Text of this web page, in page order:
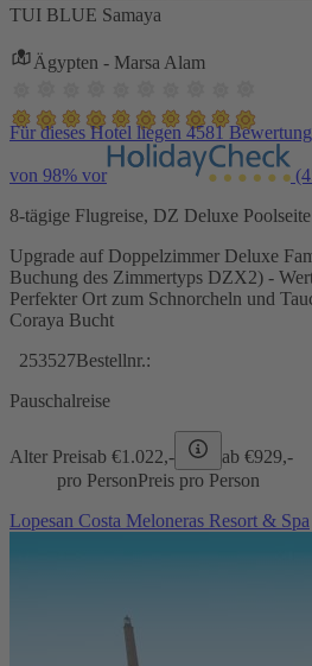
TUI BLUE Samaya
Ägypten - Marsa Alam
Für dieses Hotel liegen 4581
von 98% vor
8-tägige Flugreise, DZ Deluxe
Upgrade auf Doppelzimmer Deluxe
Buchung des Zimmertyps DZX2) -
Perfekter Ort zum Schnorcheln und
Coraya Bucht
253527Bestellnr.:
Pauschalreise
Alter Preisab €1.022,- ab €929,-
pro PersonPreis pro Person
Lopesan Costa Meloneras Resort & Spa